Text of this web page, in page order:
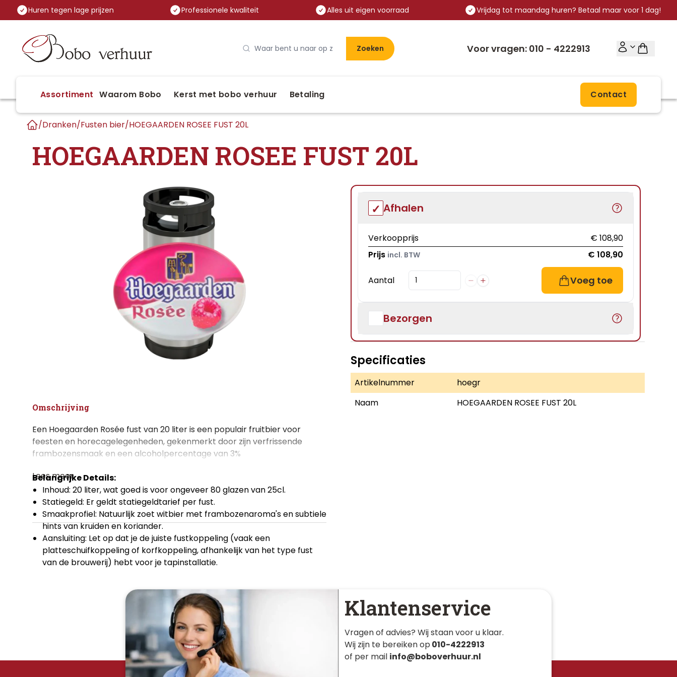
Huren tegen lage prijzen Professionele kwaliteit Alles uit eigen voorraad Vrijdag tot maandag huren? Betaal maar voor 1 dag!
Zoeken Voor vragen: 010 - 4222913
Assortiment Waarom Bobo Kerst met bobo verhuur Betaling Contact
/Dranken/Fusten bier/HOEGAARDEN ROSEE FUST 20L
HOEGAARDEN ROSEE FUST 20L
Omschrijving
Een Hoegaarden Rosée fust van 20 liter is een populair fruitbier voor
feesten en horecagelegenheden, gekenmerkt door zijn verfrissende
frambozensmaak en een alcoholpercentage van 3%
Belangrijke Details:
Inhoud: 20 liter, wat goed is voor ongeveer 80 glazen van 25cl.
Statiegeld: Er geldt statiegeldtarief per fust.
Smaakprofiel: Natuurlijk zoet witbier met frambozenaroma's en subtiele
hints van kruiden en koriander.
Aansluiting: Let op dat je de juiste fustkoppeling (vaak een
platteschuifkoppelingof korfkoppeling, afhankelijk van het type fust
van de brouwerij) hebt voor je tapinstallatie.
Lees meer
Afhalen
Verkoopprijs
€ 108,90
Prijs incl. BTW € 108,90
Aantal Voeg toe
Bezorgen
Specificaties
Artikelnummer
hoegr
Naam
HOEGAARDEN ROSEE FUST 20L
Klantenservice
Vragen of advies? Wij staan voor u klaar.
Wij zijn te bereiken op 010-4222913
of per mail info@boboverhuur.nl